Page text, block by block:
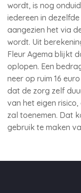
wordt, is nog
iedereen in
aangezien het via
wordt. Uit
Fleur Agema blijkt
oplopen. Een
neer op ruim 16
dat de zorg zelf
van het eigen
zal toenemen. Dat
gebruik te maken